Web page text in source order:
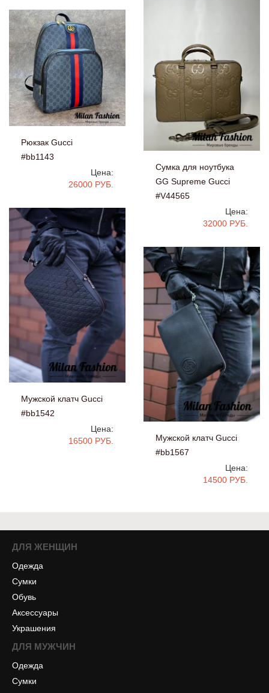
Сумка для ноутбука
GG Supreme Gucci
#V44565
Цена:
32000 РУБ.
Рюкзак Gucci
#bb1143
Цена:
26000 РУБ.
Мужской клатч Gucci
#bb1542
Цена:
16500 РУБ.
Мужской клатч Gucci
#bb1567
Цена:
14500 РУБ.
ДЛЯ ЖЕНЩИН
Одежда
Сумки
Обувь
Аксессуары
Украшения
ДЛЯ МУЖЧИН
Одежда
Сумки